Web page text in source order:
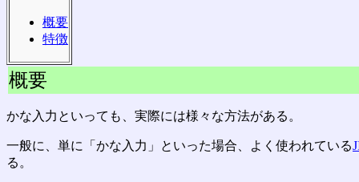
概要
特徴
概要
かな入力といっても、実際には様々な方法がある。
一般に、単に「かな入力」といった場合、よく使われている
る。